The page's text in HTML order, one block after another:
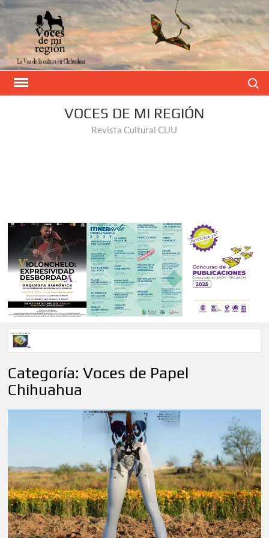
VOCES DE MI REGIÓN
Revista Cultural CUU
Voces de Papel Parral, edición especial Coyame del Sotol
Voces de papel Parral edición Carlos Montemayor #35
A 18 años de su partida, Teatro Bárbaro rinde homenaje a
Víctor Hugo Rascón Banda con Voces en el umbral
Invitan a participar en “Convocatoria UACH-SPAUACH
2026” para publicar textos académicos con sello editorial.
Categoría:Voces de Papel
Chihuahua